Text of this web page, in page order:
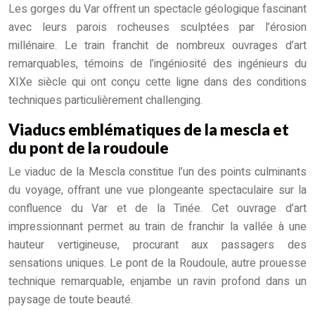
Les gorges du Var offrent un spectacle géologique fascinant
avec leurs parois rocheuses sculptées par l’érosion
millénaire. Le train franchit de nombreux ouvrages d’art
remarquables, témoins de l’ingéniosité des ingénieurs du
XIXe siècle qui ont conçu cette ligne dans des conditions
techniques particulièrement challenging.
Viaducs emblématiques de la mescla et
du pont de la roudoule
Le viaduc de la Mescla constitue l’un des points culminants
du voyage, offrant une vue plongeante spectaculaire sur la
confluence du Var et de la Tinée. Cet ouvrage d’art
impressionnant permet au train de franchir la vallée à une
hauteur vertigineuse, procurant aux passagers des
sensations uniques. Le pont de la Roudoule, autre prouesse
technique remarquable, enjambe un ravin profond dans un
paysage de toute beauté.